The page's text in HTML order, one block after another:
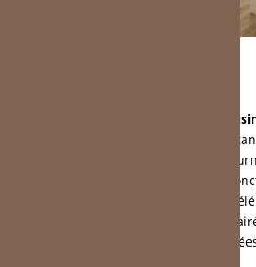
meubles de
représente une étape
rénovation. Cuis’In Concept
personnalisées qui allient
esthétique. Ce guide détaille les
en compte pour une décision
sur des configurations